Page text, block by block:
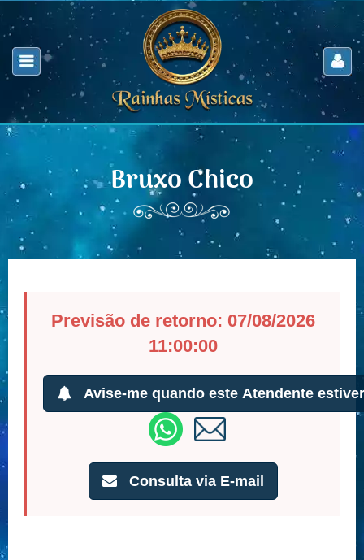
Bruxo Chico
Previsão de retorno: 07/08/2026
11:00:00
Avise-me quando este Atendente
Consulta via E-mail